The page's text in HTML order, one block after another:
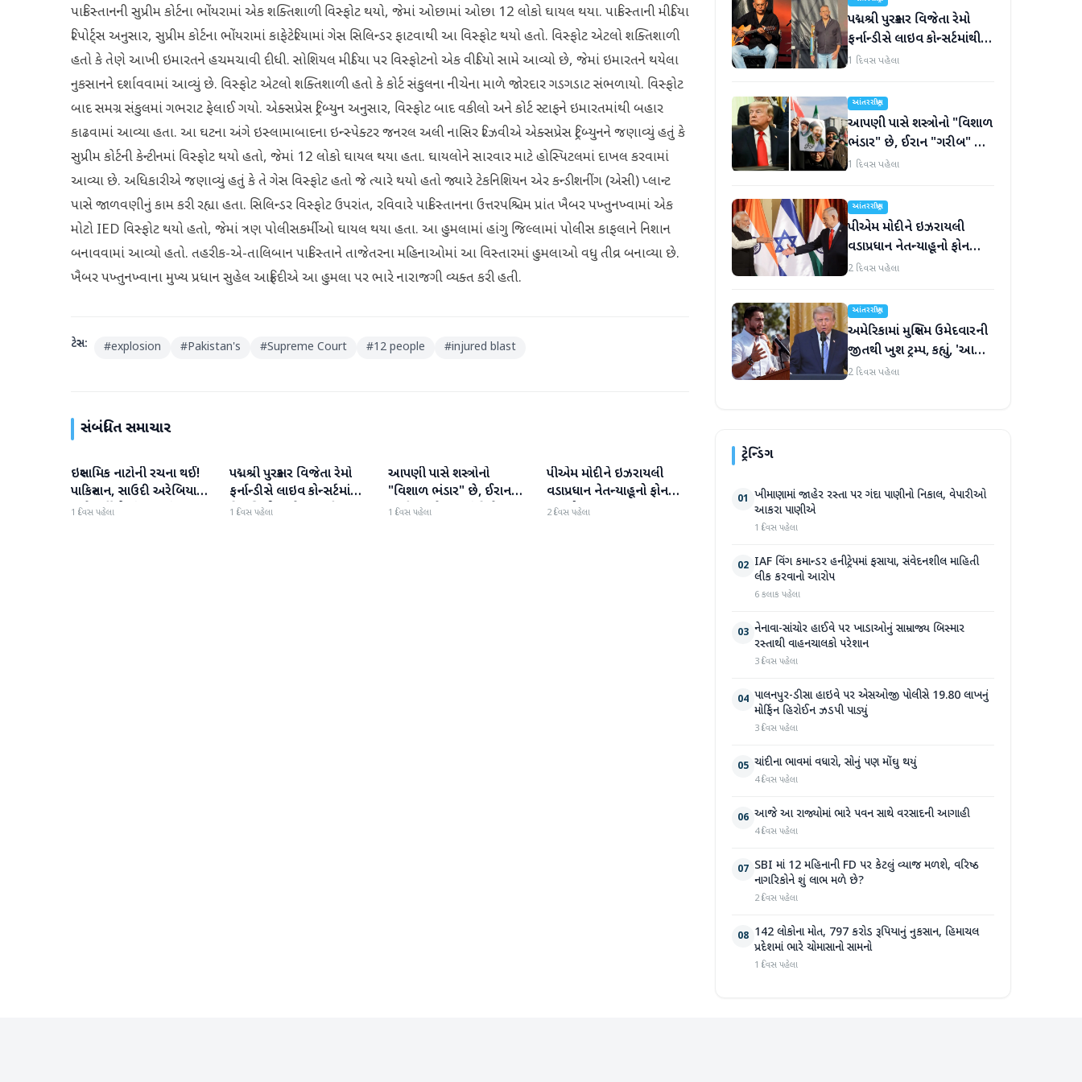
પાકિસ્તાનની સુપ્રીમ કોર્ટના ભોંયરામાં એક શક્તિશાળી વિસ્ફોટ થયો, જેમાં ઓછામાં ઓછા 12 લોકો ઘાયલ થયા. પાકિસ્તાની મીડિયા
રિપોર્ટ્સ અનુસાર, સુપ્રીમ કોર્ટના ભોંયરામાં કાફેટેરિયામાં ગેસ સિલિન્ડર ફાટવાથી આ વિસ્ફોટ થયો હતો. વિસ્ફોટ એટલો શક્તિશાળી
હતો કે તેણે આખી ઇમારતને હચમચાવી દીધી. સોશિયલ મીડિયા પર વિસ્ફોટનો એક વીડિયો સામે આવ્યો છે, જેમાં ઇમારતને થયેલા
નુકસાનને દર્શાવવામાં આવ્યું છે. વિસ્ફોટ એટલો શક્તિશાળી હતો કે કોર્ટ સંકુલના નીચેના માળે જોરદાર ગડગડાટ સંભળાયો. વિસ્ફોટ
બાદ સમગ્ર સંકુલમાં ગભરાટ ફેલાઈ ગયો. એક્સપ્રેસ ટ્રિબ્યુન અનુસાર, વિસ્ફોટ બાદ વકીલો અને કોર્ટ સ્ટાફને ઇમારતમાંથી બહાર
કાઢવામાં આવ્યા હતા. આ ઘટના અંગે ઇસ્લામાબાદના ઇન્સ્પેક્ટર જનરલ અલી નાસિર રિઝવીએ એક્સપ્રેસ ટ્રિબ્યુનને જણાવ્યું હતું કે
સુપ્રીમ કોર્ટની કેન્ટીનમાં વિસ્ફોટ થયો હતો, જેમાં 12 લોકો ઘાયલ થયા હતા. ઘાયલોને સારવાર માટે હોસ્પિટલમાં દાખલ કરવામાં
આવ્યા છે. અધિકારીએ જણાવ્યું હતું કે તે ગેસ વિસ્ફોટ હતો જે ત્યારે થયો હતો જ્યારે ટેકનિશિયન એર કન્ડીશનીંગ (એસી) પ્લાન્ટ
પાસે જાળવણીનું કામ કરી રહ્યા હતા. સિલિન્ડર વિસ્ફોટ ઉપરાંત, રવિવારે પાકિસ્તાનના ઉત્તરપશ્ચિમ પ્રાંત ખૈબર પખ્તુનખ્વામાં એક
મોટો IED વિસ્ફોટ થયો હતો, જેમાં ત્રણ પોલીસકર્મીઓ ઘાયલ થયા હતા. આ હુમલામાં હાંગુ જિલ્લામાં પોલીસ કાફલાને નિશાન
બનાવવામાં આવ્યો હતો. તહરીક-એ-તાલિબાન પાકિસ્તાને તાજેતરના મહિનાઓમાં આ વિસ્તારમાં હુમલાઓ વધુ તીવ્ર બનાવ્યા છે.
ખૈબર પખ્તુનખ્વાના મુખ્ય પ્રધાન સુહેલ આફ્રિદીએ આ હુમલા પર ભારે નારાજગી વ્યક્ત કરી હતી.
ટેગ્સ: #explosion #Pakistan's #Supreme Court #12 people #injured blast
સંબંધિત સમાચાર
આંતરરાષ્ટ્રીય
ઇસ્લામિક નાટોની રચના થઈ!
પાકિસ્તાન, સાઉદી અરેબિયા
અને તુર્કીએ સંયુક્ત સંરક્ષણ
1 દિવસ પહેલા
આંતરરાષ્ટ્રીય
પદ્મશ્રી પુરસ્કાર વિજેતા રેમો
ફર્નાન્ડીસે લાઇવ કોન્સર્ટમાંથી
નિવૃત્તિની જાહેરાત કરી
1 દિવસ પહેલા
આંતરરાષ્ટ્રીય
આપણી પાસે શસ્ત્રોનો
"વિશાળ ભંડાર" છે, ઈરાન
"ગરીબ" છે, ટ્રમ્પનું નિવેદન
1 દિવસ પહેલા
આંતરરાષ્ટ્રીય
પીએમ મોદીને ઇઝરાયલી
વડાપ્રધાન નેતન્યાહૂનો ફોન
આવ્યો
2 દિવસ પહેલા
પદ્મશ્રી પુરસ્કાર વિજેતા રેમો
ફર્નાન્ડીસે લાઇવ કોન્સર્ટમાંથી
નિવૃત્તિની જાહેરાત કરી
1 દિવસ પહેલા
આંતરરાષ્ટ્રીય
આપણી પાસે શસ્ત્રોનો "વિશાળ
ભંડાર" છે, ઈરાન "ગરીબ" છે,
ટ્રમ્પનું નિવેદન
1 દિવસ પહેલા
આંતરરાષ્ટ્રીય
પીએમ મોદીને ઇઝરાયલી
વડાપ્રધાન નેતન્યાહૂનો ફોન
આવ્યો
2 દિવસ પહેલા
આંતરરાષ્ટ્રીય
અમેરિકામાં મુસ્લિમ ઉમેદવારની
જીતથી ખુશ ટ્રમ્પ, કહ્યું, 'આ
અમારા માટે સારા સમાચાર છે'
2 દિવસ પહેલા
ટ્રેન્ડિંગ
01 ખીમાણામાં જાહેર રસ્તા પર ગંદા પાણીનો નિકાલ, વેપારીઓ
આકરા પાણીએ
1 દિવસ પહેલા
02 IAF વિંગ કમાન્ડર હનીટ્રેપમાં ફસાયા, સંવેદનશીલ માહિતી
લીક કરવાનો આરોપ
6 કલાક પહેલા
03 નેનાવા-સાંચોર હાઈવે પર ખાડાઓનું સામ્રાજ્ય બિસ્માર
રસ્તાથી વાહનચાલકો પરેશાન
3 દિવસ પહેલા
04 પાલનપુર-ડીસા હાઇવે પર એસઓજી પોલીસે 19.80 લાખનું
મોર્ફિન હિરોઈન ઝડપી પાડ્યું
3 દિવસ પહેલા
05 ચાંદીના ભાવમાં વધારો, સોનું પણ મોંઘુ થયું
4 દિવસ પહેલા
06 આજે આ રાજ્યોમાં ભારે પવન સાથે વરસાદની આગાહી
4 દિવસ પહેલા
07 SBI માં 12 મહિનાની FD પર કેટલું વ્યાજ મળશે, વરિષ્ઠ
નાગરિકોને શું લાભ મળે છે?
2 દિવસ પહેલા
08 142 લોકોના મોત, 797 કરોડ રૂપિયાનું નુકસાન, હિમાચલ
પ્રદેશમાં ભારે ચોમાસાનો સામનો
1 દિવસ પહેલા